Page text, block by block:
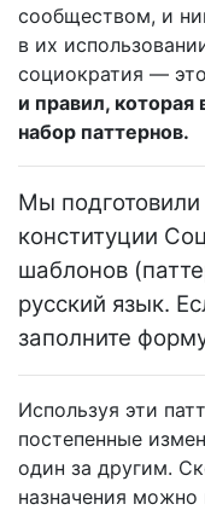
сообществом, и
в их
социократия — это
и правил, которая
набор паттернов.
Мы
конституции
шаблонов
русский язык.
заполните
Используя эти
постепенные
один за другим.
назначения можно